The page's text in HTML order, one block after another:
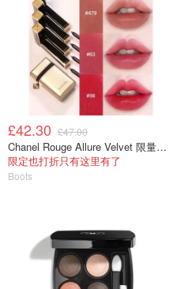
£42.30 £47.00
Chanel Rouge Allure Velvet 限量哑光口红
限定也打折只有这里有了
Boots